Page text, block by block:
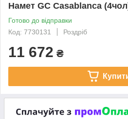
Намет GC Casablanca
Готово до відправки
Код: 7730131
Роздріб
11 672 ₴